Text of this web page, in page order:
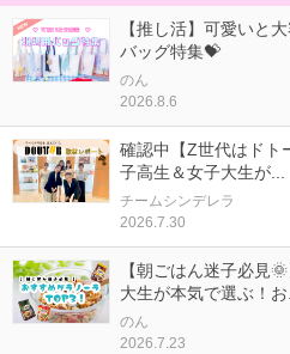
【推し活】可愛いと
バッグ特集💝
のん
2026.8.6
確認中【Z世代はドト
子高生＆女子大生が...
チームシンデレラ
2026.7.30
【朝ごはん迷子必見
大生が本気で選ぶ！お
のん
2026.7.23